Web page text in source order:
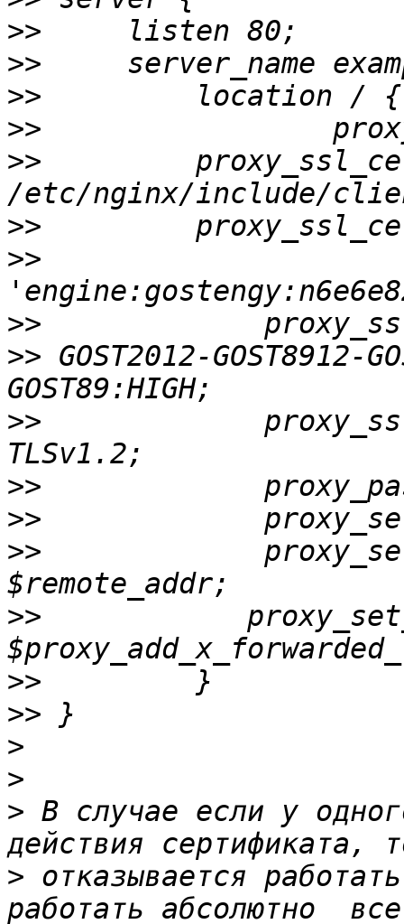
>>
>>
>>
>>
>>
>>
>>
>>
>> GOST2012-GOST8912-
>>
>>
>>
>>
>>
>>
>>
>
>
> В случае если у
> отказывается